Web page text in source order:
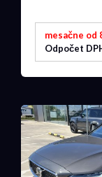
mesačne od
Odpočet